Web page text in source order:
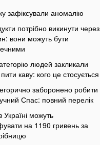
зафіксували аномалію
потрібно викинути через
вони можуть бути
людей закликали
каву: кого це стосується
заборонено робити
Спас: повний перелік
Україні можуть
на 1190 гривень за